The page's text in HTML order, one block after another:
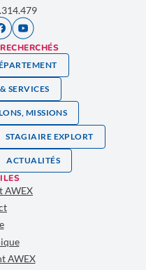
SERVICES
MISSIONS
STAGIAIRE EXPLORT
ACTUALITÉS
AWEX
AWEX